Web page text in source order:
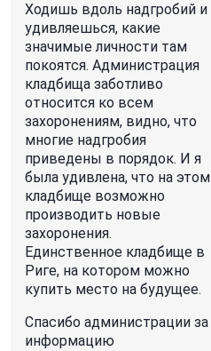
Ходишь вдоль надгробий и
удивляешься, какие
значимые личности там
покоятся. Администрация
кладбища заботливо
относится ко всем
захоронениям, видно, что
многие надгробия
приведены в порядок. И я
была удивлена, что на этом
кладбище возможно
производить новые
захоронения.
Единственное кладбище в
Риге, на котором можно
купить место на будущее.
Спасибо администрации за
информацию